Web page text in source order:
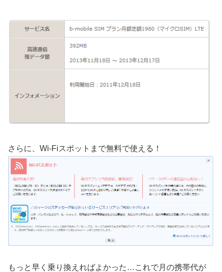
さらに、Wi-Fiスポットまで無料で使える！
もっと早く乗り換えればよかった…これで月の携帯代が